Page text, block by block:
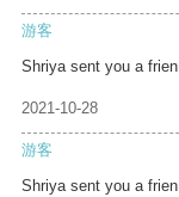
游客
Shriya sent you a frien
2021-10-28
游客
Shriya sent you a frien